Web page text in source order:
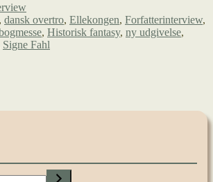
dansk overtro, Ellekongen, Forfatterinterview,
, Historisk fantasy, ny udgivelse,
Signe Fahl